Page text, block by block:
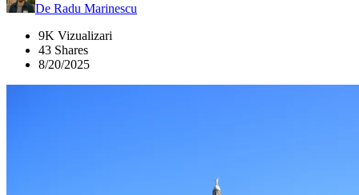
De Radu Marinescu
9K Vizualizari
43 Shares
8/20/2025